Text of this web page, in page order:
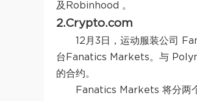
及Robinhood 。
2.Crypto.com
12月3日，运动服装公司
台Fanatics Markets。与
的合约。
Fanatics Markets 将分两